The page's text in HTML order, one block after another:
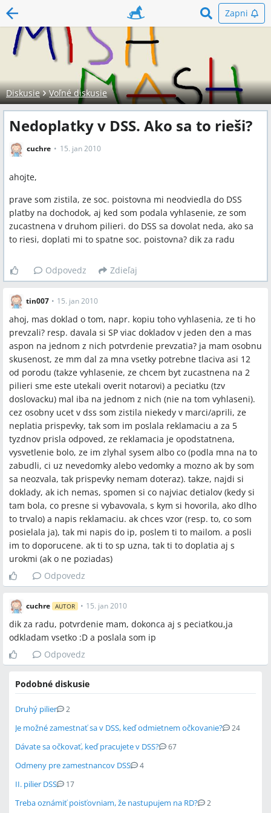
Zapni
Diskusie Voľné diskusie
Nedoplatky v DSS. Ako sa to rieši?
cuchre 15. jan 2010
ahojte,
prave som zistila, ze soc. poistovna mi neodviedla do DSS
platby na dochodok, aj ked som podala vyhlasenie, ze som
zucastnena v druhom pilieri. do DSS sa dovolat neda, ako sa
to riesi, doplati mi to spatne soc. poistovna? dik za radu
Odpovedz Zdieľaj
tin007 • 15. jan 2010
ahoj, mas doklad o tom, napr. kopiu toho vyhlasenia, ze ti ho
prevzali? resp. davala si SP viac dokladov v jeden den a mas
aspon na jednom z nich potvrdenie prevzatia? ja mam osobnu
skusenost, ze mm dal za mna vsetky potrebne tlaciva asi 12
od porodu (takze vyhlasenie, ze chcem byt zucastnena na 2
pilieri sme este utekali overit notarovi) a peciatku (tzv
doslovacku) mal iba na jednom z nich (nie na tom vyhlaseni).
cez osobny ucet v dss som zistila niekedy v marci/aprili, ze
neplatia prispevky, tak som im poslala reklamaciu a za 5
tyzdnov prisla odpoved, ze reklamacia je opodstatnena,
vysvetlenie bolo, ze im zlyhal sysem albo co (podla mna na to
zabudli, ci uz nevedomky alebo vedomky a mozno ak by som
sa neozvala, tak prispevky nemam doteraz). takze, najdi si
doklady, ak ich nemas, spomen si co najviac detialov (kedy si
tam bola, co presne si vybavovala, s kym si hovorila, ako dlho
to trvalo) a napis reklamaciu. ak chces vzor (resp. to, co som
posielala ja), tak mi napis do ip, poslem ti to mailom. a posli
im to doporucene. ak ti to sp uzna, tak ti to doplatia aj s
urokmi (ak o ne poziadas)
Odpovedz
cuchre AUTOR • 15. jan 2010
dik za radu, potvrdenie mam, dokonca aj s peciatkou,ja
odkladam vsetko :D a poslala som ip
Odpovedz
Podobné diskusie
Druhý pilier 2
Je možné zamestnať sa v DSS, keď odmietnem očkovanie? 24
Dávate sa očkovať, keď pracujete v DSS? 67
Odmeny pre zamestnancov DSS 4
II. pilier DSS 17
Treba oznámiť poisťovniam, že nastupujem na RD? 2